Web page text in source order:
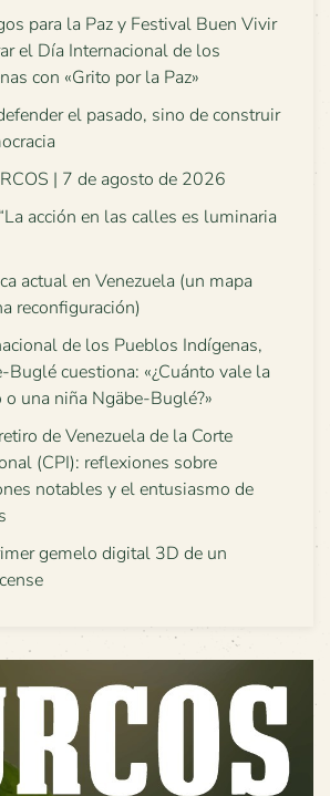
para la Paz y Festival Buen Vivir
el Día Internacional de los
con «Grito por la Paz»
el pasado, sino de construir
| 7 de agosto de 2026
acción en las calles es luminaria
actual en Venezuela (un mapa
reconfiguración)
de los Pueblos Indígenas,
Buglé cuestiona: «¿Cuánto vale la
una niña Ngäbe-Buglé?»
de Venezuela de la Corte
(CPI): reflexiones sobre
notables y el entusiasmo de
gemelo digital 3D de un